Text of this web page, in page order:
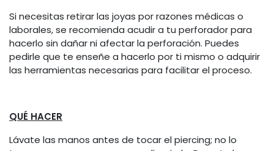
Si necesitas retirar las joyas por razones médicas o
laborales, se recomienda acudir a tu perforador para
hacerlo sin dañar ni afectar la perforación. Puedes
pedirle que te enseñe a hacerlo por ti mismo o adquirir
las herramientas necesarias para facilitar el proceso.
QUÉ HACER
Lávate las manos antes de tocar el piercing; no lo